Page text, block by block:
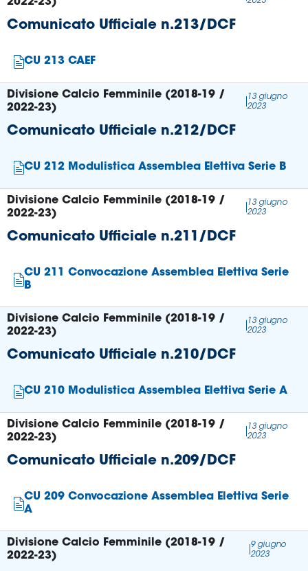
Area
Media
Contatti
Assicurazione
Social media
Comunicato Ufficiale n.213/DCF
CU 213 CAEF
Comunicato Ufficiale n.212/DCF
CU 212 Modulistica Assemblea Elettiva Serie B
Divisione Calcio Femminile (2018-19 /
2022-23)
13 giugno
2023
Comunicato Ufficiale n.211/DCF
CU 211 Convocazione Assemblea Elettiva Serie
B
Divisione Calcio Femminile (2018-19 /
2022-23)
13 giugno
2023
Comunicato Ufficiale n.210/DCF
CU 210 Modulistica Assemblea Elettiva Serie A
Divisione Calcio Femminile (2018-19 /
2022-23)
13 giugno
2023
Comunicato Ufficiale n.209/DCF
CU 209 Convocazione Assemblea Elettiva Serie
A
Divisione Calcio Femminile (2018-19 /
2022-23)
13 giugno
2023
Divisione Calcio Femminile (2018-19 /
2022-23)
9 giugno
2023